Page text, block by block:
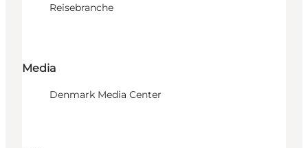
Reisebranche
Media
Denmark Media Center